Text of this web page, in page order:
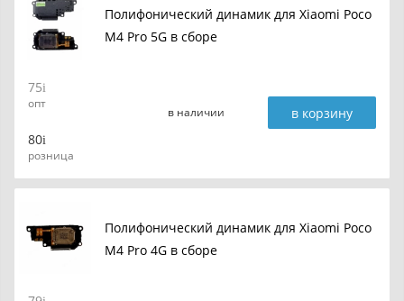
Полифонический динамик для Xiaomi Poco
M4 Pro 5G в сборе
75
опт
80
розница
в наличии в корзину
Полифонический динамик для Xiaomi Poco
M4 Pro 4G в сборе